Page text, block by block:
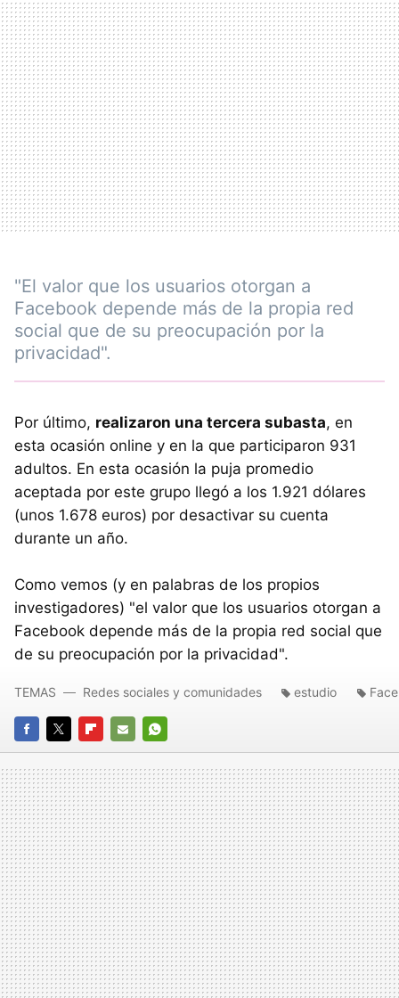
"El valor que los usuarios otorgan a
Facebook depende más de la propia red
social que de su preocupación por la
privacidad".
Por último, realizaron una tercera subasta, en
esta ocasión online y en la que participaron 931
adultos. En esta ocasión la puja promedio
aceptada por este grupo llegó a los 1.921 dólares
(unos 1.678 euros) por desactivar su cuenta
durante un año.
Como vemos (y en palabras de los propios
investigadores) "el valor que los usuarios otorgan a
Facebook depende más de la propia red social que
de su preocupación por la privacidad".
FACEBOOK
TWITTERFLIPBOARD
E-
MAIL
WHATSAPP
TEMAS Redes sociales y comunidades estudio